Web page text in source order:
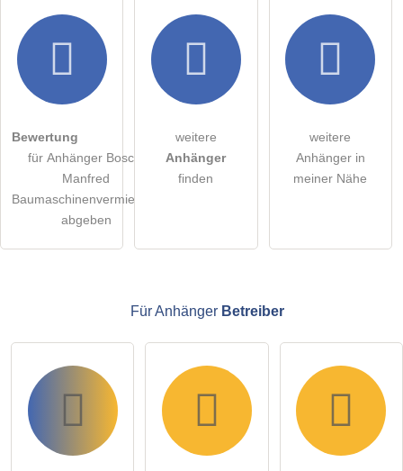
Hiermit akzeptiere ich die .
Die Datenschutzerklärunghabe ich zur Kenntnis genommen.
Bitte beachten Sie, öffentliche Fragen sind
für alle
Klicken Sie hier um eine
Bewertung
für Anhänger Bosch,
Manfred
Baumaschinenvermietung
abgeben
weitere
Anhänger
finden
weitere
Anhänger in
meiner Nähe
Für Anhänger Betreiber